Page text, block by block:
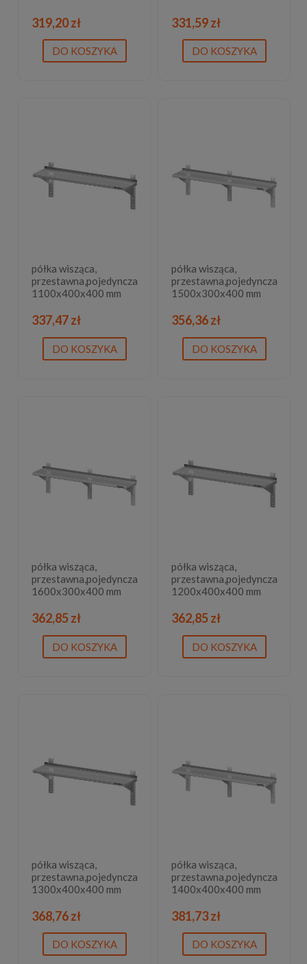
319,20 zł
DO KOSZYKA
331,59 zł
DO KOSZYKA
półka wisząca,
przestawna,pojedyncza
1100x400x400 mm
337,47 zł
DO KOSZYKA
półka wisząca,
przestawna,pojedyncza
1500x300x400 mm
356,36 zł
DO KOSZYKA
półka wisząca,
przestawna,pojedyncza
1600x300x400 mm
362,85 zł
DO KOSZYKA
półka wisząca,
przestawna,pojedyncza
1200x400x400 mm
362,85 zł
DO KOSZYKA
półka wisząca,
przestawna,pojedyncza
1300x400x400 mm
368,76 zł
DO KOSZYKA
półka wisząca,
przestawna,pojedyncza
1400x400x400 mm
381,73 zł
DO KOSZYKA